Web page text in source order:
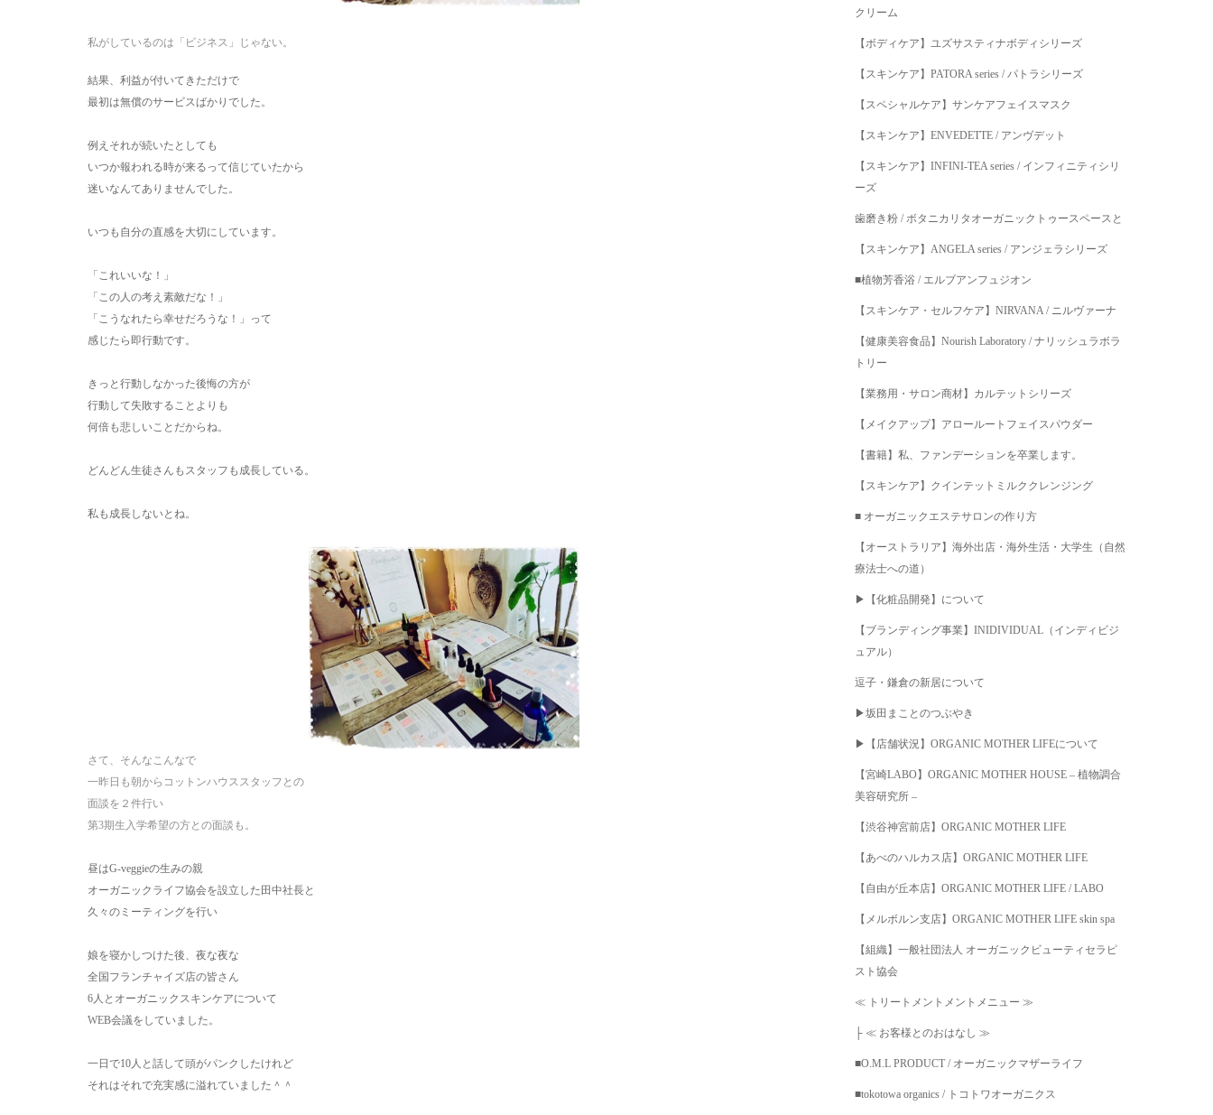
私がしているのは「ビジネス」じゃない。
結果、利益が付いてきただけで
最初は無償のサービスばかりでした。
例えそれが続いたとしても
いつか報われる時が来るって信じていたから
迷いなんてありませんでした。
いつも自分の直感を大切にしています。
「これいいな！」
「この人の考え素敵だな！」
「こうなれたら幸せだろうな！」って
感じたら即行動です。
きっと行動しなかった後悔の方が
行動して失敗することよりも
何倍も悲しいことだからね。
どんどん生徒さんもスタッフも成長している。
私も成長しないとね。
さて、そんなこんなで
一昨日も朝からコットンハウススタッフとの
面談を２件行い
第3期生入学希望の方との面談も。
昼はG-veggieの生みの親
オーガニックライフ協会を設立した田中社長と
久々のミーティングを行い
娘を寝かしつけた後、夜な夜な
全国フランチャイズ店の皆さん
6人とオーガニックスキンケアについて
WEB会議をしていました。
一日で10人と話して頭がパンクしたけれど
それはそれで充実感に溢れていました＾＾
クリーム
【ボディケア】ユズサスティナボディシリーズ
【スキンケア】PATORA series / パトラシリーズ
【スペシャルケア】サンケアフェイスマスク
【スキンケア】ENVEDETTE / アンヴデット
【スキンケア】INFINI-TEA series / インフィニティシリ
ーズ
歯磨き粉 / ボタニカリタオーガニックトゥースペースと
【スキンケア】ANGELA series / アンジェラシリーズ
■植物芳香浴 / エルブアンフュジオン
【スキンケア・セルフケア】NIRVANA / ニルヴァーナ
【健康美容食品】Nourish Laboratory / ナリッシュラボラ
トリー
【業務用・サロン商材】カルテットシリーズ
【メイクアップ】アロールートフェイスパウダー
【書籍】私、ファンデーションを卒業します。
【スキンケア】クインテットミルククレンジング
■ オーガニックエステサロンの作り方
【オーストラリア】海外出店・海外生活・大学生（自然
療法士への道）
▶︎【化粧品開発】について
【ブランディング事業】INIDIVIDUAL（インディビジ
ュアル）
逗子・鎌倉の新居について
▶︎坂田まことのつぶやき
▶︎【店舗状況】ORGANIC MOTHER LIFEについて
【宮崎LABO】ORGANIC MOTHER HOUSE – 植物調合
美容研究所 –
【渋谷神宮前店】ORGANIC MOTHER LIFE
【あべのハルカス店】ORGANIC MOTHER LIFE
【自由が丘本店】ORGANIC MOTHER LIFE / LABO
【メルボルン支店】ORGANIC MOTHER LIFE skin spa
【組織】一般社団法人 オーガニックビューティセラピ
スト協会
≪ トリートメントメントメニュー ≫
├ ≪ お客様とのおはなし ≫
■O.M.L PRODUCT / オーガニックマザーライフ
■tokotowa organics / トコトワオーガニクス